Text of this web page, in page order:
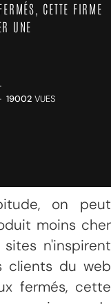
CETTE FIRME
UNE
19002 VUES
on peut
moins cher
n'inspirent
clients du web
fermés, cette